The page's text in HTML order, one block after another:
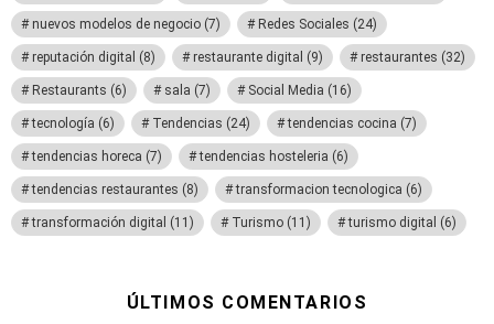
nuevos modelos de negocio (7) Redes Sociales (24)
reputación digital (8) restaurante digital (9) restaurantes (32)
Restaurants (6) sala (7) Social Media (16)
tecnología (6) Tendencias (24) tendencias cocina (7)
tendencias horeca (7) tendencias hosteleria (6)
tendencias restaurantes (8) transformacion tecnologica (6)
transformación digital (11) Turismo (11) turismo digital (6)
ÚLTIMOS COMENTARIOS